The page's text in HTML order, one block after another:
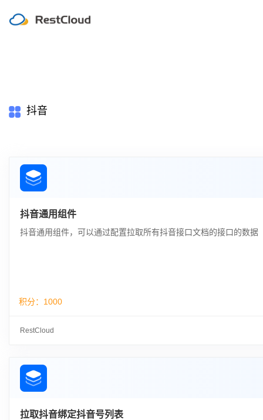
抖音
抖音通用组件
抖音通用组件，可以通过配置拉取所有抖音接口文档的接口的数据
积分： 1000
RestCloud
拉取抖音绑定抖音号列表